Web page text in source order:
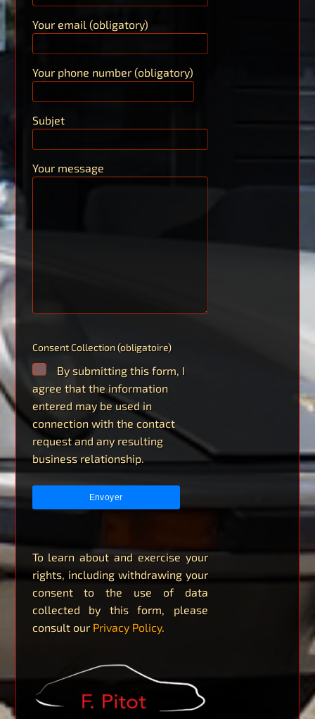
Your email (obligatory)
Your phone number (obligatory)
Subjet
Your message
Consent Collection (obligatoire)
By submitting this form, I
agree that the information
entered may be used in
connection with the contact
request and any resulting
business relationship.
To learn about and exercise your
rights, including withdrawing your
consent to the use of data
collected by this form, please
consult our Privacy Policy.